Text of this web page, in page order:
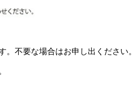
不要な場合はお申し出ください。